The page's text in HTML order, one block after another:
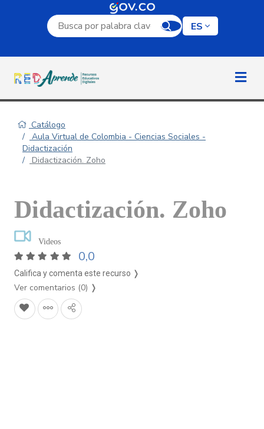
Campo de búsqueda por palabra clave
ES
Catálogo
Aula Virtual de Colombia - Ciencias Sociales -
Didactización
Didactización. Zoho
Didactización. Zoho
Videos
0,0
Califica y comenta este recurso ❭
Ver comentarios (0) ❭